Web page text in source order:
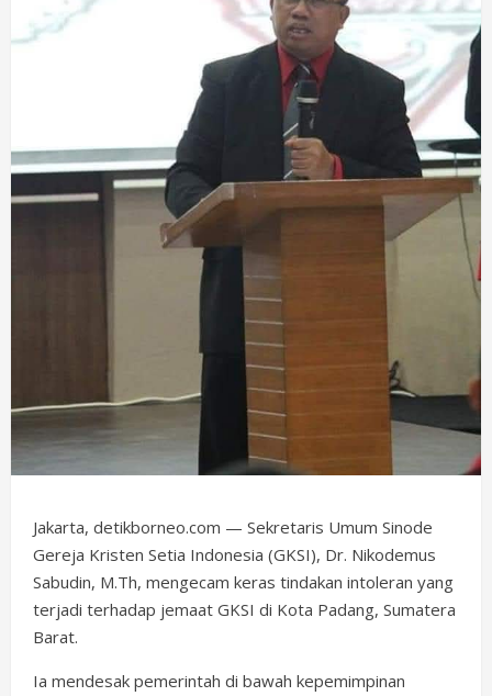
Jakarta, detikborneo.com — Sekretaris Umum Sinode
Gereja Kristen Setia Indonesia (GKSI), Dr. Nikodemus
Sabudin, M.Th, mengecam keras tindakan intoleran yang
terjadi terhadap jemaat GKSI di Kota Padang, Sumatera
Barat.
Ia mendesak pemerintah di bawah kepemimpinan